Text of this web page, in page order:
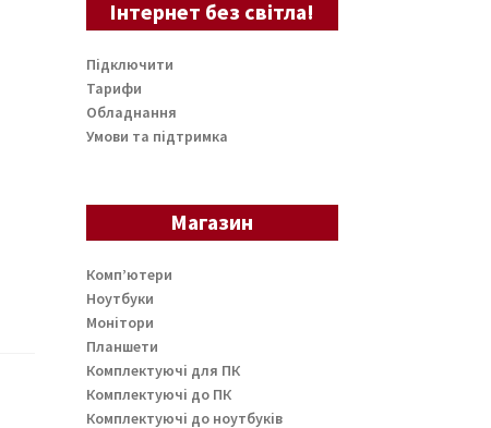
Інтернет без світла!
Підключити
Тарифи
Обладнання
Умови та підтримка
Магазин
Комп’ютери
Ноутбуки
Монітори
Планшети
Комплектуючі для ПК
Комплектуючі до ПК
Комплектуючі до ноутбуків